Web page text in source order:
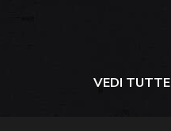
VEDI TUTTE